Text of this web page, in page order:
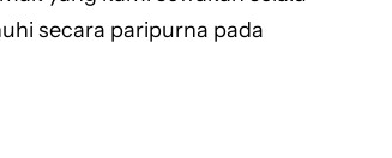
secara paripurna pada